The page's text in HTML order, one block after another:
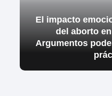
El impacto
del aborto
Argumentos